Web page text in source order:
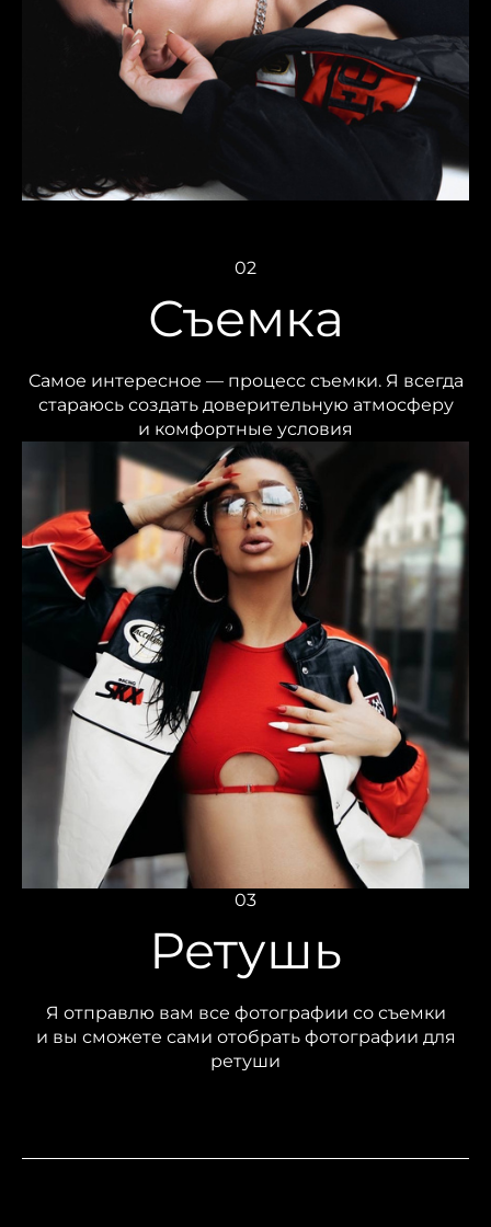
02
Съемка
Самое интересное — процесс съемки. Я всегда
стараюсь создать доверительную атмосферу
и комфортные условия
03
Ретушь
Я отправлю вам все фотографии со съемки
и вы сможете сами отобрать фотографии для
ретуши